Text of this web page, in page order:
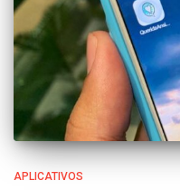
APLICATIVOS